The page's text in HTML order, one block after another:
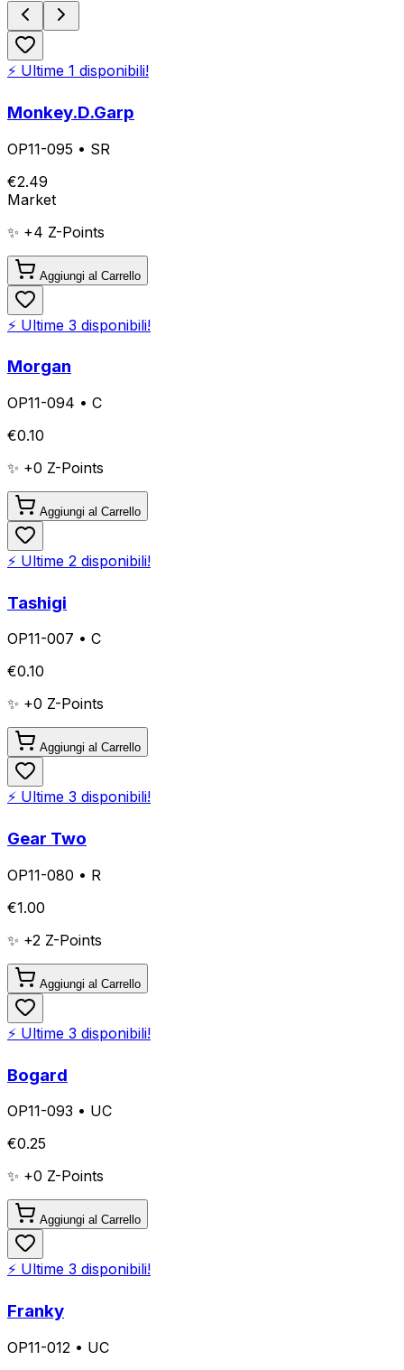
⚡ Ultime 1 disponibili!
Monkey.D.Garp
OP11-095 • SR
€2.49
Market
✨ +4 Z-Points
Aggiungi al Carrello
⚡ Ultime 3 disponibili!
Morgan
OP11-094 • C
€0.10
✨ +0 Z-Points
Aggiungi al Carrello
⚡ Ultime 2 disponibili!
Tashigi
OP11-007 • C
€0.10
✨ +0 Z-Points
Aggiungi al Carrello
⚡ Ultime 3 disponibili!
Gear Two
OP11-080 • R
€1.00
✨ +2 Z-Points
Aggiungi al Carrello
⚡ Ultime 3 disponibili!
Bogard
OP11-093 • UC
€0.25
✨ +0 Z-Points
Aggiungi al Carrello
⚡ Ultime 3 disponibili!
Franky
OP11-012 • UC